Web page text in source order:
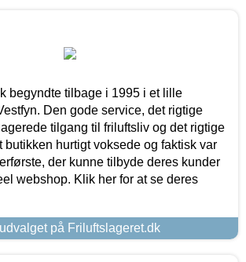
begyndte tilbage i 1995 i et lille
Den gode service, det rigtige
tilgang til friluftsliv og det rigtige
butikken hurtigt voksede og faktisk var
der kunne tilbyde deres kunder
webshop. Klik her for at se deres
på Friluftslageret.dk